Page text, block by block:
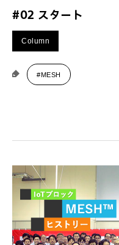
#02 スタート
Column
#MESH
FAQ & 個人お問い合わせ